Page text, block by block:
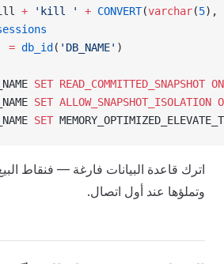
+ 'kill ' + CONVERT(varchar(5),
= db_id ( 'DB_NAME' )
SET READ_COMMITTED_SNAPSHOT ON
SET ALLOW_SNAPSHOT_ISOLATION
SET
اترك قاعدة البيانات فارغة — فنقاط
وتملؤها عند أول اتصال.